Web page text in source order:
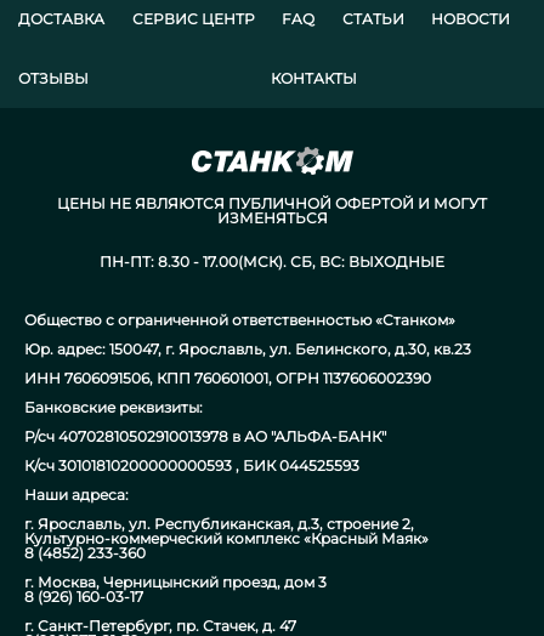
ДОСТАВКА СЕРВИС ЦЕНТР FAQ СТАТЬИ НОВОСТИ
ОТЗЫВЫ КОНТАКТЫ
ЦЕНЫ НЕ ЯВЛЯЮТСЯ ПУБЛИЧНОЙ ОФЕРТОЙ И МОГУТ
ИЗМЕНЯТЬСЯ
ПН-ПТ: 8.30 - 17.00(МСК). СБ, ВС: ВЫХОДНЫЕ
Общество с ограниченной ответственностью «Станком»
Юр. адрес: 150047, г. Ярославль, ул. Белинского, д.30, кв.23
ИНН 7606091506, КПП 760601001, ОГРН 1137606002390
Банковские реквизиты:
Р/сч 40702810502910013978 в АО "АЛЬФА-БАНК"
К/сч 30101810200000000593 , БИК 044525593
Наши адреса:
г. Ярославль, ул. Республиканская, д.3, строение 2,
Культурно-коммерческий комплекс «Красный Маяк»
8 (4852) 233-360
г. Москва, Черницынский проезд, дом 3
8 (926) 160-03-17
г. Санкт-Петербург, пр. Стачек, д. 47